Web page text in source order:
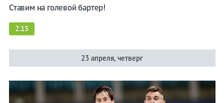
Ставим на голевой бартер!
2.15
23 апреля, четверг